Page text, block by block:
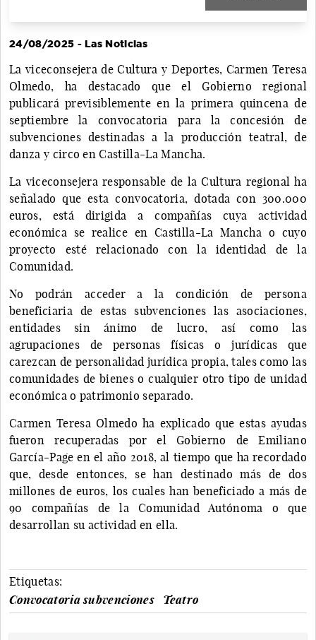
24/08/2025 - Las Noticias
La viceconsejera de Cultura y Deportes, Carmen Teresa
Olmedo, ha destacado que el Gobierno regional
publicará previsiblemente en la primera quincena de
septiembre la convocatoria para la concesión de
subvenciones destinadas a la producción teatral, de
danza y circo en Castilla-La Mancha.
La viceconsejera responsable de la Cultura regional ha
señalado que esta convocatoria, dotada con 300.000
euros, está dirigida a compañías cuya actividad
económica se realice en Castilla-La Mancha o cuyo
proyecto esté relacionado con la identidad de la
Comunidad.
No podrán acceder a la condición de persona
beneficiaria de estas subvenciones las asociaciones,
entidades sin ánimo de lucro, así como las
agrupaciones de personas físicas o jurídicas que
carezcan de personalidad jurídica propia, tales como las
comunidades de bienes o cualquier otro tipo de unidad
económica o patrimonio separado.
Carmen Teresa Olmedo ha explicado que estas ayudas
fueron recuperadas por el Gobierno de Emiliano
García-Page en el año 2018, al tiempo que ha recordado
que, desde entonces, se han destinado más de dos
millones de euros, los cuales han beneficiado a más de
90 compañías de la Comunidad Autónoma o que
desarrollan su actividad en ella.
Etiquetas:
Convocatoria subvenciones
Teatro